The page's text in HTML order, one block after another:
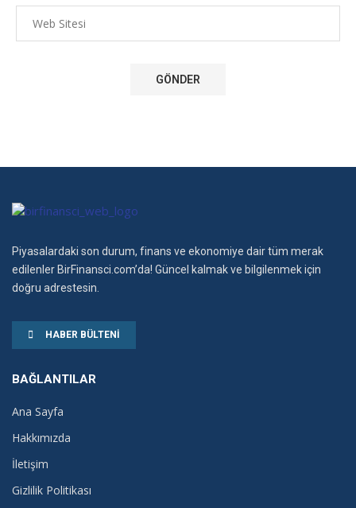
Piyasalardaki son durum, finans ve ekonomiye dair tüm merak
edilenler BirFinansci.com’da! Güncel kalmak ve bilgilenmek için
doğru adrestesin.
HABER BÜLTENI
BAĞLANTILAR
Ana Sayfa
Hakkımızda
İletişim
Gizlilik Politikası